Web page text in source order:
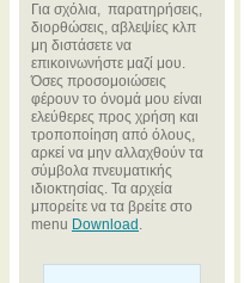
Για σχόλια, παρατηρήσεις,
διορθώσεις, αβλεψίες κλπ
μη διστάσετε να
επικοινωνήστε μαζί μου.
Όσες προσομοιώσεις
φέρουν το όνομά μου είναι
ελεύθερες προς χρήση και
τροποποίηση από όλους,
αρκεί να μην αλλαχθούν τα
σύμβολα πνευματικής
ιδιοκτησίας. Τα αρχεία
μπορείτε να τα βρείτε στο
menu Download .